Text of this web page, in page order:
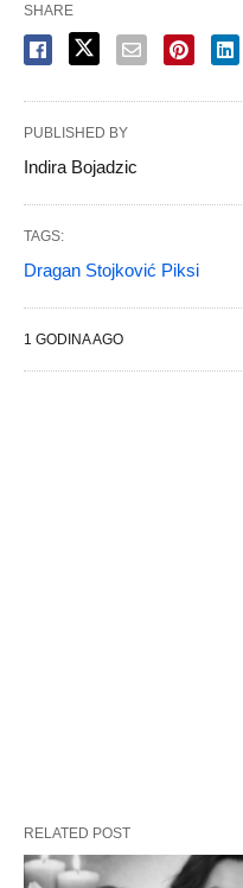
SHARE
PUBLISHED BY
Indira Bojadzic
TAGS:
Dragan Stojković Piksi
1 GODINA AGO
RELATED POST